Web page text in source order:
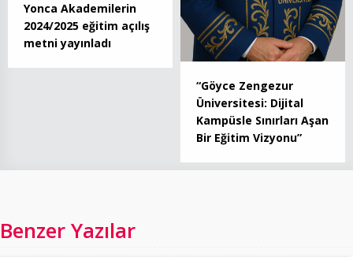
Yonca Akademilerin
2024/2025 eğitim açılış
metni yayınladı
“Göyce Zengezur
Üniversitesi: Dijital
Kampüsle Sınırları Aşan
Bir Eğitim Vizyonu”
Benzer Yazılar